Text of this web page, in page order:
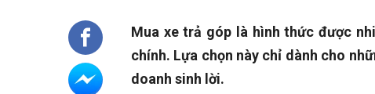
Mua xe trả góp là hình thức được
chính. Lựa chọn này chỉ dành cho
doanh sinh lời.